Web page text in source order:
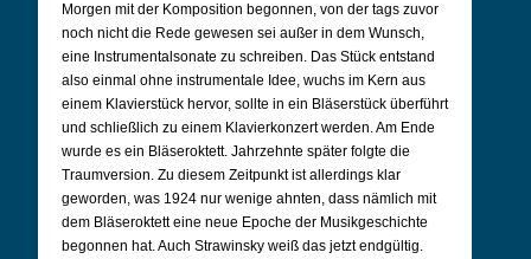
Morgen mit der Komposition begonnen, von der tags zuvor
noch nicht die Rede gewesen sei außer in dem Wunsch,
eine Instrumentalsonate zu schreiben. Das Stück entstand
also einmal ohne instrumentale Idee, wuchs im Kern aus
einem Klavierstück hervor, sollte in ein Bläserstück überführt
und schließlich zu einem Klavierkonzert werden. Am Ende
wurde es ein Bläseroktett. Jahrzehnte später folgte die
Traumversion. Zu diesem Zeitpunkt ist allerdings klar
geworden, was 1924 nur wenige ahnten, dass nämlich mit
dem Bläseroktett eine neue Epoche der Musikgeschichte
begonnen hat. Auch Strawinsky weiß das jetzt endgültig.